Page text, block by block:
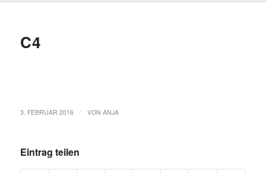
C4
3. FEBRUAR 2016 VON ANJA
Eintrag teilen